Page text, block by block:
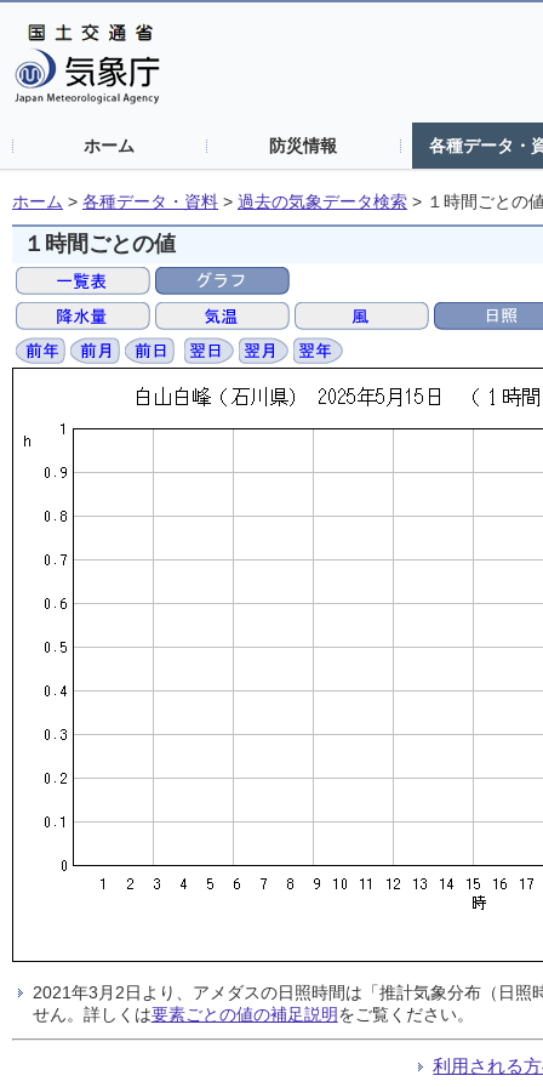
ホーム 防災情報 各種データ・
ホーム > 各種データ・資料 > 過去の気象データ検索 > １時間ごとの
１時間ごとの値
2021年3月2日より、アメダスの日照時間は「推計気象分布（日
せん。詳しくは要素ごとの値の補足説明をご覧ください。
利用される